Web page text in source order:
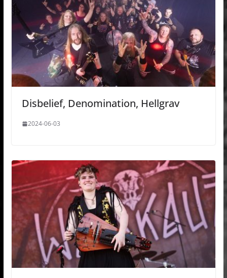
Disbelief, Denomination, Hellgrav
2024-06-03